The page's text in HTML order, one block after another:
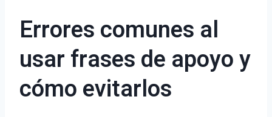
Errores comunes al
usar frases de apoyo y
cómo evitarlos